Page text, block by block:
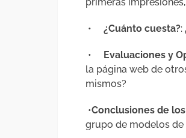
• ¿Cuánto cuesta?:
• Evaluaciones y
la página web de
mismos?
•Conclusiones de
grupo de modelos de